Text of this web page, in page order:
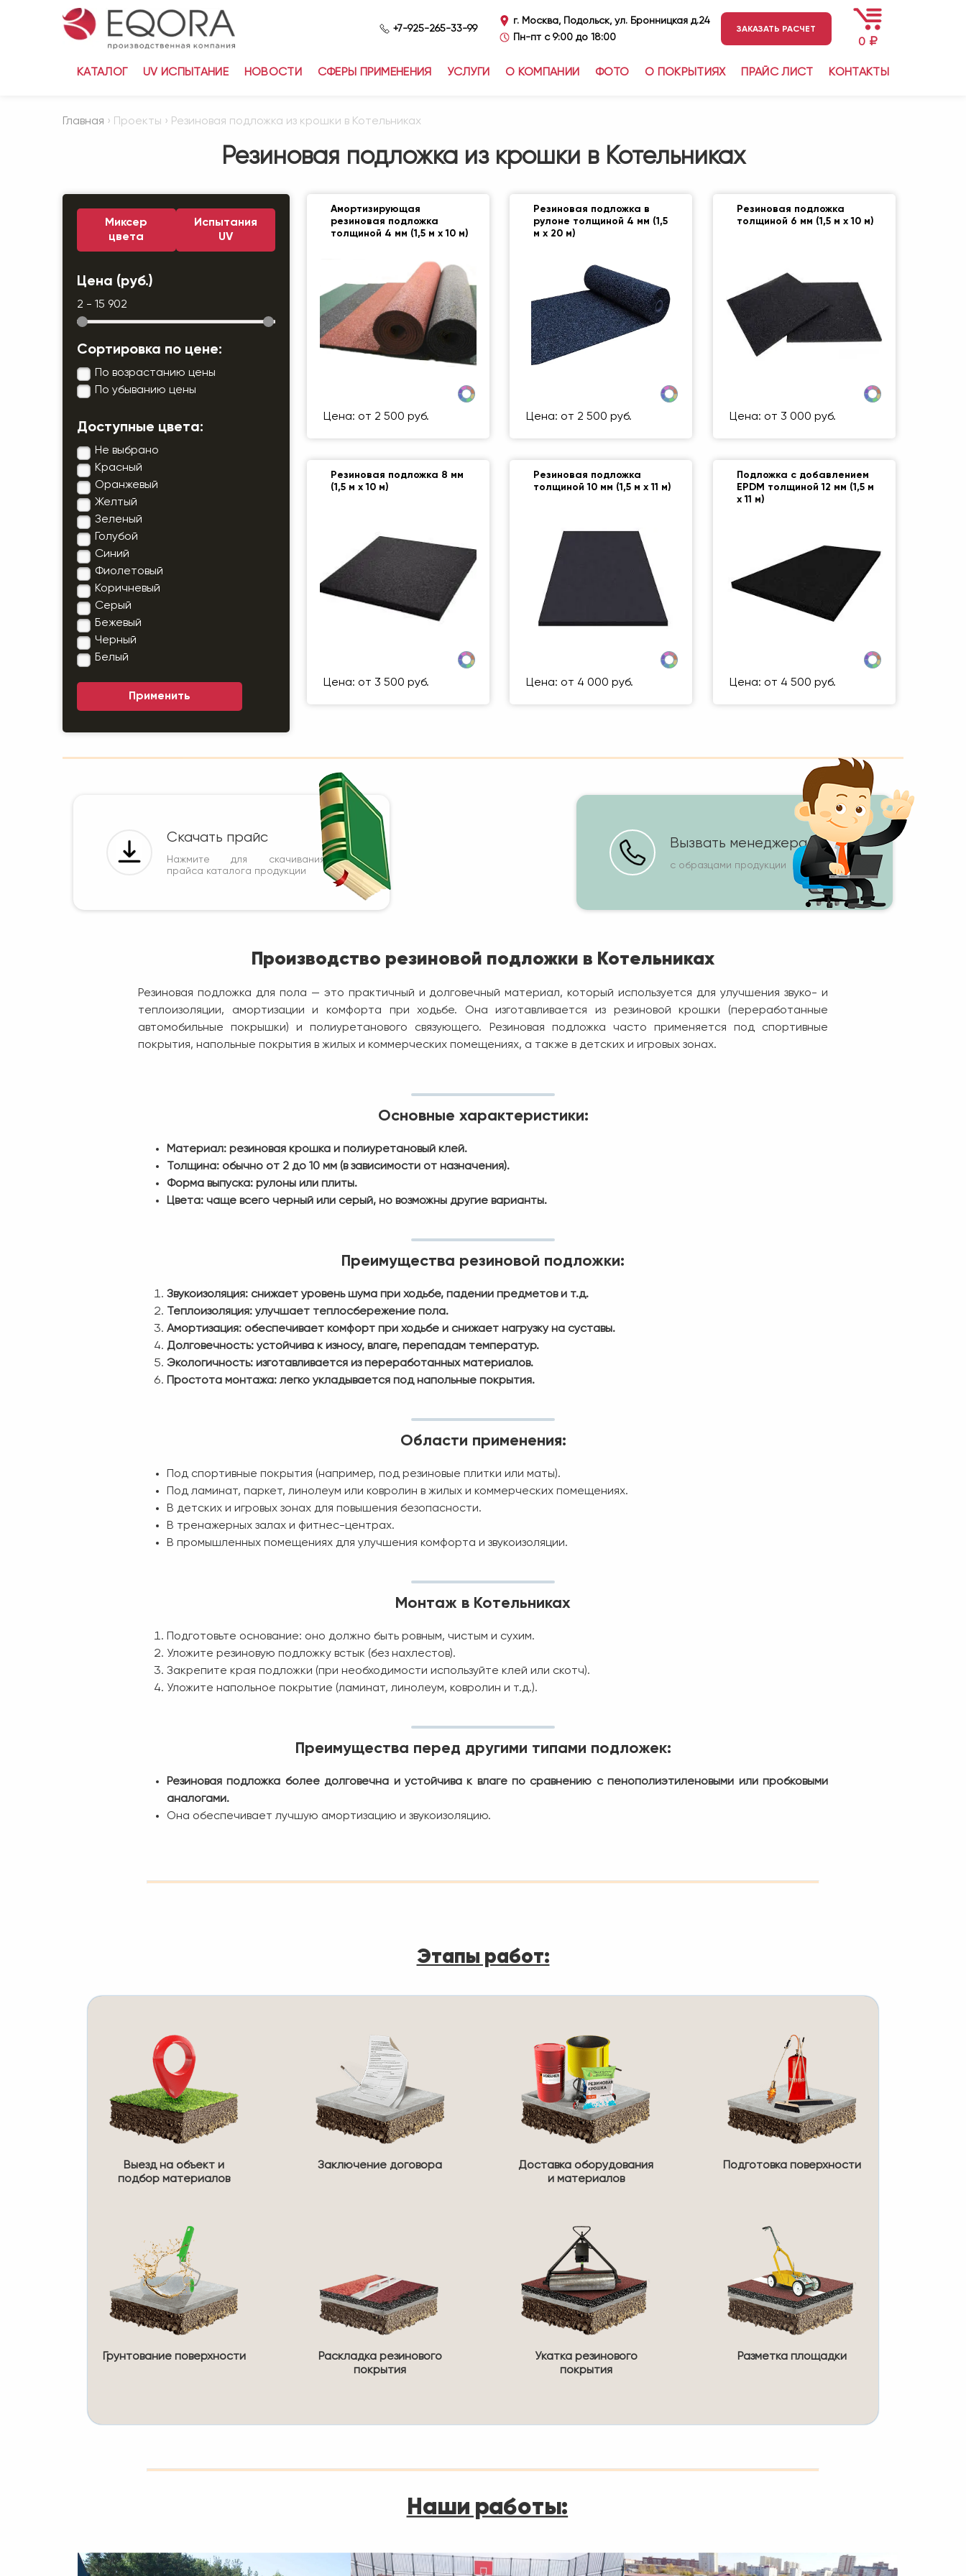
+7-925-265-33-99
г. Москва, Подольск, ул. Бронницкая д.24
Пн-пт с 9:00 до 18:00
ЗАКАЗАТЬ РАСЧЕТ
0₽
КАТАЛОГ UV ИСПЫТАНИЕ НОВОСТИ СФЕРЫ ПРИМЕНЕНИЯ УСЛУГИ О КОМПАНИИ ФОТО О ПОКРЫТИЯХ ПРАЙС ЛИСТ КОНТАКТЫ
Главная › Проекты › Резиновая подложка из крошки в Котельниках
Резиновая подложка из крошки в Котельниках
Миксер
цвета
Испытания
UV
Цена (руб.)
2 - 15 902
Сортировка по цене:
По возрастанию цены
По убыванию цены
Доступные цвета:
Не выбрано
Красный
Оранжевый
Желтый
Зеленый
Голубой
Синий
Фиолетовый
Коричневый
Серый
Бежевый
Черный
Белый
Амортизирующая
резиновая подложка
толщиной 4 мм (1,5 м х 10 м)
1 кг
Цена: от 2 500 руб.
Резиновая подложка в
рулоне толщиной 4 мм (1,5
м х 20 м)
1 кг
Цена: от 2 500 руб.
Резиновая подложка
толщиной 6 мм (1,5 м х 10 м)
1 кг
Цена: от 3 000 руб.
Резиновая подложка 8 мм
(1,5 м х 10 м)
1 кг
Цена: от 3 500 руб.
Резиновая подложка
толщиной 10 мм (1,5 м х 11 м)
1 кг
Цена: от 4 000 руб.
Подложка с добавлением
EPDM толщиной 12 мм (1,5 м
х 11 м)
1 кг
Цена: от 4 500 руб.
Скачать прайс
Нажмите для скачивания
прайса каталога продукции
Вызвать менеджера
с образцами продукции
Производство резиновой подложки в Котельниках
Резиновая подложка для пола — это практичный и долговечный материал, который используется для улучшения звуко- и
теплоизоляции, амортизации и комфорта при ходьбе. Она изготавливается из резиновой крошки (переработанные
автомобильные покрышки) и полиуретанового связующего. Резиновая подложка часто применяется под спортивные
покрытия, напольные покрытия в жилых и коммерческих помещениях, а также в детских и игровых зонах.
Основные характеристики:
Материал: резиновая крошка и полиуретановый клей.
Толщина: обычно от 2 до 10 мм (в зависимости от назначения).
Форма выпуска: рулоны или плиты.
Цвета: чаще всего черный или серый, но возможны другие варианты.
Преимущества резиновой подложки:
Звукоизоляция: снижает уровень шума при ходьбе, падении предметов и т.д.
Теплоизоляция: улучшает теплосбережение пола.
Амортизация: обеспечивает комфорт при ходьбе и снижает нагрузку на суставы.
Долговечность: устойчива к износу, влаге, перепадам температур.
Экологичность: изготавливается из переработанных материалов.
Простота монтажа: легко укладывается под напольные покрытия.
Области применения:
Под спортивные покрытия (например, под резиновые плитки или маты).
Под ламинат, паркет, линолеум или ковролин в жилых и коммерческих помещениях.
В детских и игровых зонах для повышения безопасности.
В тренажерных залах и фитнес-центрах.
В промышленных помещениях для улучшения комфорта и звукоизоляции.
Монтаж в Котельниках
Подготовьте основание: оно должно быть ровным, чистым и сухим.
Уложите резиновую подложку встык (без нахлестов).
Закрепите края подложки (при необходимости используйте клей или скотч).
Уложите напольное покрытие (ламинат, линолеум, ковролин и т.д.).
Преимущества перед другими типами подложек:
Резиновая подложка более долговечна и устойчива к влаге по сравнению с пенополиэтиленовыми или пробковыми
аналогами.
Она обеспечивает лучшую амортизацию и звукоизоляцию.
Этапы работ:
Выезд на объект и
подбор материалов
Заключение договора
Доставка оборудования
и материалов
Подготовка поверхности
Грунтование поверхности
Раскладка резинового
покрытия
Укатка резинового
покрытия
Разметка площадки
Наши работы: